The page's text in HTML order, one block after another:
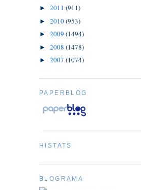
► 2011 (911)
► 2010(953)
► 2009 (1494)
► 2008 (1478)
► 2007 (1074)
PAPERBLOG
HISTATS
BLOGRAMA